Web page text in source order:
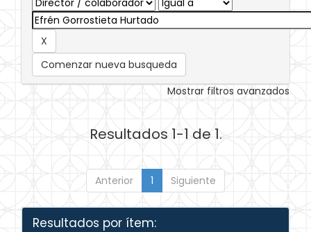
Comenzar nueva busqueda
Mostrar filtros avanzados
Resultados 1-1 de 1.
Anterior 1 Siguiente
Resultados por ítem: